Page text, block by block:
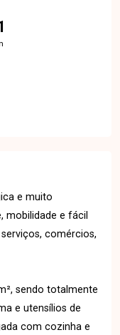
e muito
mobilidade e fácil
comércios,
sendo totalmente
e utensílios de
com cozinha e